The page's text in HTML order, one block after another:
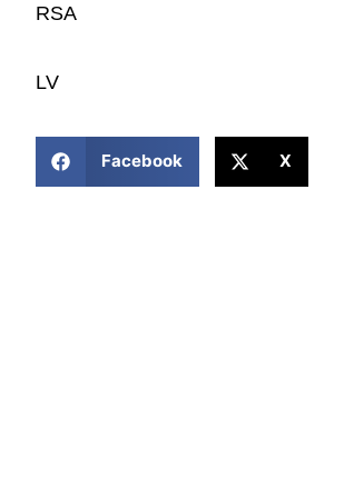
RSA
LV
Facebook X